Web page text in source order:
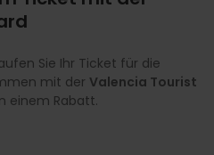
Sie Ihr Ticket für die
mit der Valencia Tourist
einem Rabatt.